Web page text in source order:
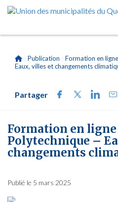
Publication
Formation en
Eaux, villes et changements
Partager
Formation en
Polytechnique –
changements
Publié le 5 mars 2025